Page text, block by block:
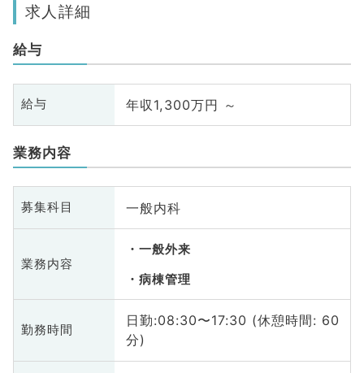
求人詳細
給与
給与 年収1,300万円 ～
業務内容
募集科目 一般内科
業務内容
一般外来
病棟管理
勤務時間
日勤:08:30〜17:30 (休憩時間: 60
分)